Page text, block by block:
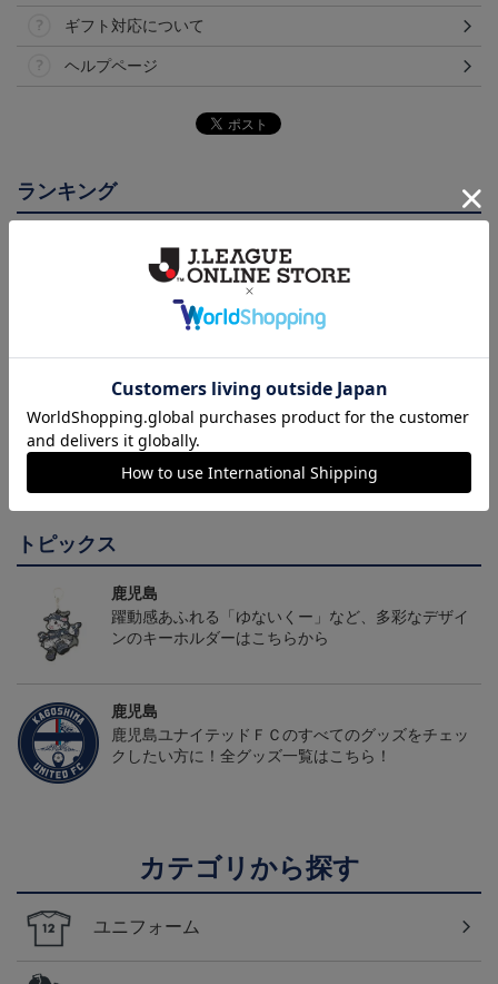
ギフト対応について
ヘルプページ
ランキング
鹿児島ユナイテッドFC
バクーダ タオルマフラ
ー
ニフォーム（FP1st）
13,200円～17,600円
鹿児島ユナイテッドFC
バクーダ Tシャツ BLACK
4,950円
トピックス
鹿児島
躍動感あふれる「ゆないくー」など、多彩なデザイ
ンのキーホルダーはこちらから
鹿児島
鹿児島ユナイテッドＦＣのすべてのグッズをチェッ
クしたい方に！全グッズ一覧はこちら！
カテゴリから探す
ユニフォーム